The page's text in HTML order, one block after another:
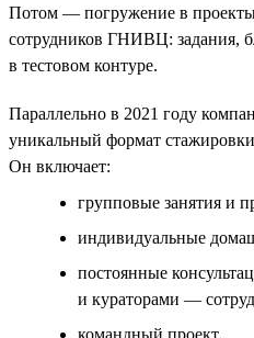
Потом — погружение в проекты
сотрудников ГНИВЦ: задания,
в тестовом контуре.
Параллельно в 2021 году
уникальный формат
Он включает:
групповые занятия и
индивидуальные
постоянные
и кураторами —
командный проект.